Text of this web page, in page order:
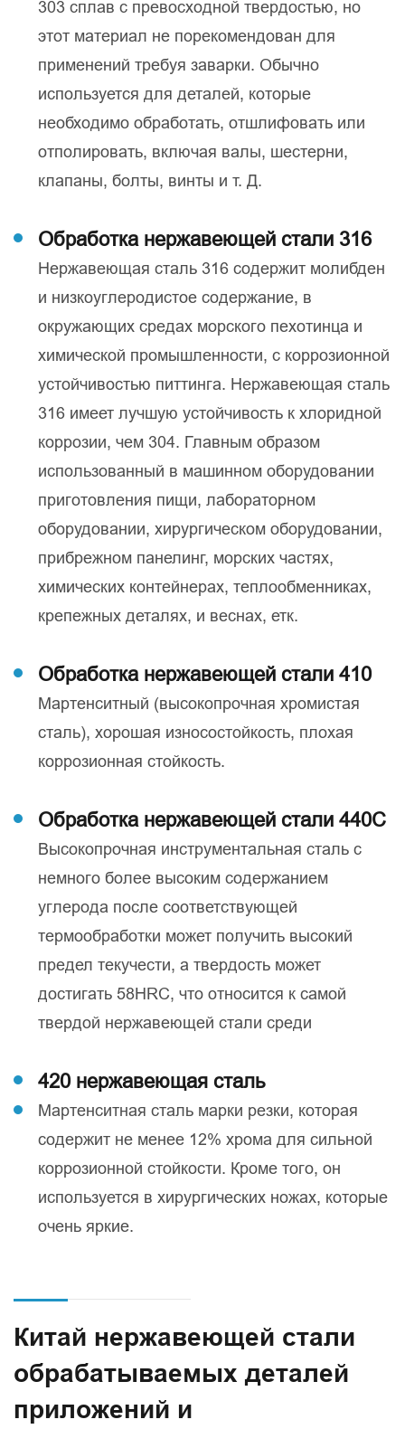
303 сплав с превосходной твердостью, но
этот материал не порекомендован для
применений требуя заварки. Обычно
используется для деталей, которые
необходимо обработать, отшлифовать или
отполировать, включая валы, шестерни,
клапаны, болты, винты и т. Д.
Обработка нержавеющей стали 316
Нержавеющая сталь 316 содержит молибден
и низкоуглеродистое содержание, в
окружающих средах морского пехотинца и
химической промышленности, с коррозионной
устойчивостью питтинга. Нержавеющая сталь
316 имеет лучшую устойчивость к хлоридной
коррозии, чем 304. Главным образом
использованный в машинном оборудовании
приготовления пищи, лабораторном
оборудовании, хирургическом оборудовании,
прибрежном панелинг, морских частях,
химических контейнерах, теплообменниках,
крепежных деталях, и веснах, етк.
Обработка нержавеющей стали 410
Мартенситный (высокопрочная хромистая
сталь), хорошая износостойкость, плохая
коррозионная стойкость.
Обработка нержавеющей стали 440C
Высокопрочная инструментальная сталь с
немного более высоким содержанием
углерода после соответствующей
термообработки может получить высокий
предел текучести, а твердость может
достигать 58HRC, что относится к самой
твердой нержавеющей стали среди
420 нержавеющая сталь
Мартенситная сталь марки резки, которая
содержит не менее 12% хрома для сильной
коррозионной стойкости. Кроме того, он
используется в хирургических ножах, которые
очень яркие.
Китай нержавеющей стали
обрабатываемых деталей
приложений и